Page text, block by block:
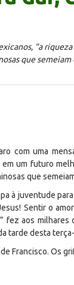
“a
que
com uma
um futuro
que
à juventude
Sentir o
fez aos
tarde desta
Francisco. Os